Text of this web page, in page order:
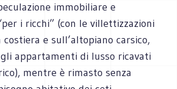
immobiliare e
i ricchi” (con le villettizzazioni
e sull’altopiano carsico,
appartamenti di lusso ricavati
mentre è rimasto senza